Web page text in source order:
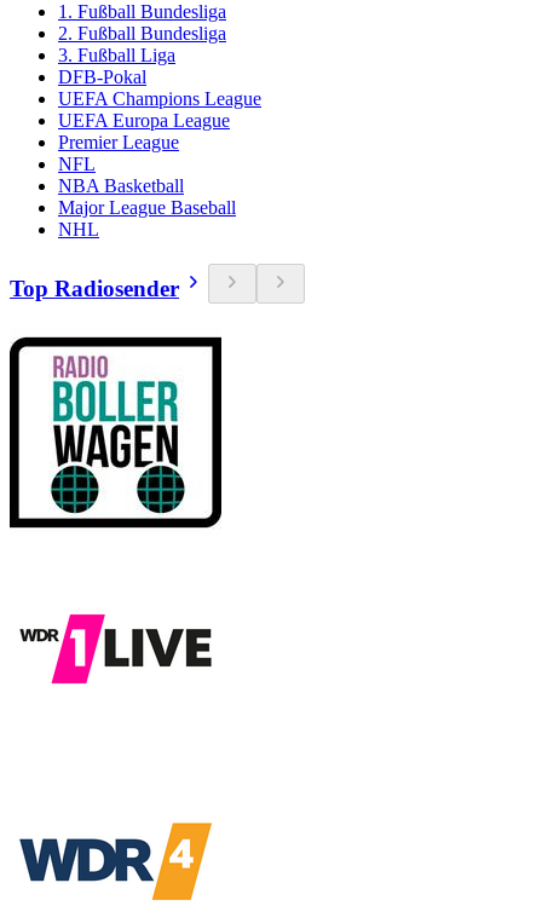
1. Fußball Bundesliga
2. Fußball Bundesliga
3. Fußball Liga
DFB-Pokal
UEFA Champions League
UEFA Europa League
Premier League
NFL
NBA Basketball
Major League Baseball
NHL
Top Radiosender